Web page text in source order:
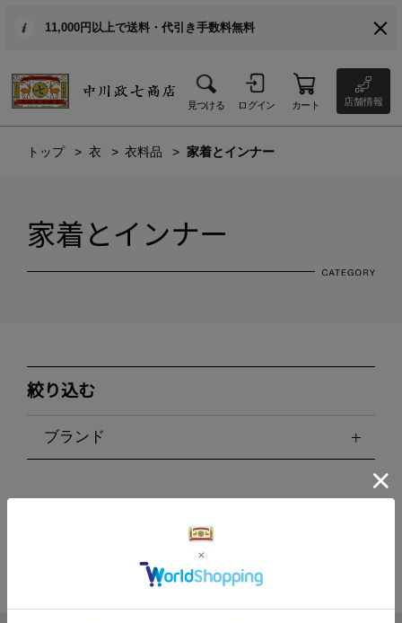
11,000円以上で送料・代引き手数料無料
見つける ログイン カート 店舗情報
トップ 衣 衣料品 家着とインナー
家着とインナー
絞り込む
ブランド